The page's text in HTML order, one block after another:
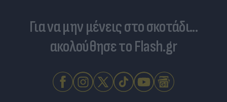
Για να μην μένεις στο σκοτάδι...
ακολούθησε το Flash.gr